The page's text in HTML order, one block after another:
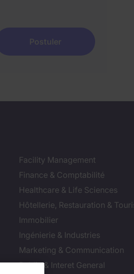
Postuler
Facility Management
Finance & Comptabilité
Healthcare & Life Sciences
Hôtellerie, Restauration &
Immobilier
Ingénierie & Industries
Marketing & Communication
Public & Interet General